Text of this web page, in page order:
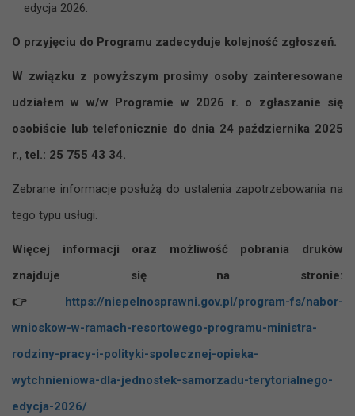
edycja 2026.
O przyjęciu do Programu zadecyduje kolejność zgłoszeń.
W związku z powyższym prosimy osoby zainteresowane
udziałem w w/w Programie w 2026 r. o zgłaszanie się
osobiście lub telefonicznie do dnia 24 października 2025
r., tel.: 25 755 43 34.
Zebrane informacje posłużą do ustalenia zapotrzebowania na
tego typu usługi.
Więcej informacji oraz możliwość pobrania druków
znajduje się na stronie:
👉 https://niepelnosprawni.gov.pl/program-fs/nabor-
wnioskow-w-ramach-resortowego-programu-ministra-
rodziny-pracy-i-polityki-spolecznej-opieka-
wytchnieniowa-dla-jednostek-samorzadu-terytorialnego-
edycja-2026/